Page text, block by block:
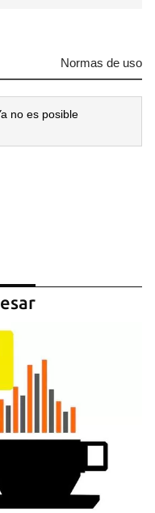
Normas de uso
no es posible